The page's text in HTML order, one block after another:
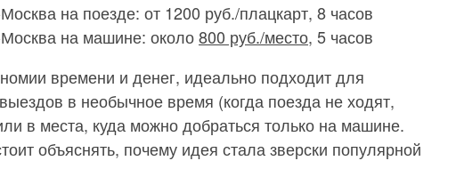
на поезде: от 1200 руб./плацкарт, 8 часов
на машине: около800 руб./место, 5 часов
времени и денег, идеально подходит для
в необычное время (когда поезда не ходят,
в места, куда можно добраться только на машине.
объяснять, почему идея стала зверски популярной